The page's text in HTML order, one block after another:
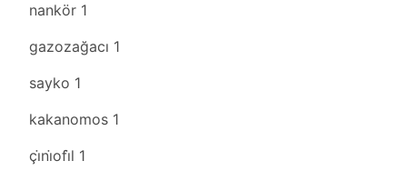
nankör 1
gazozağacı 1
sayko 1
kakanomos 1
çi̇ni̇ofi̇l 1